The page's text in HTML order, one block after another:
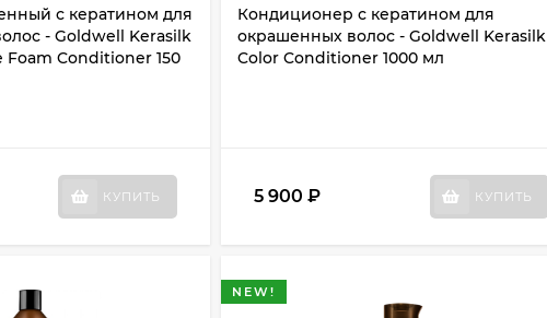
с кератином для
- Goldwell Kerasilk
Foam Conditioner 150
КУПИТЬ
Кондиционер с кератином для
окрашенных волос - Goldwell Kerasilk
Color Conditioner 1000 мл
5 900₽ КУПИТЬ
NEW!